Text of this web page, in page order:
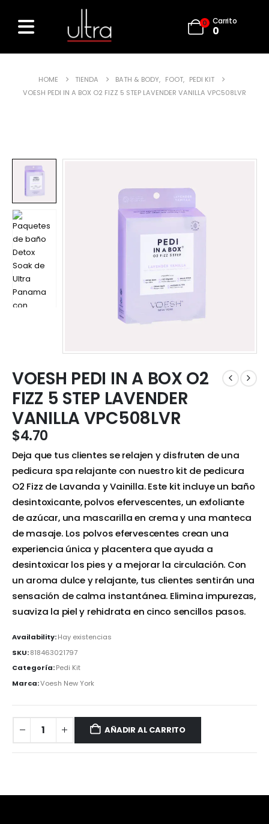
0 Carrito
0
HOME TIENDA BATH & BODY, FOOT, PEDI KIT
VOESH PEDI IN A BOX O2 FIZZ 5 STEP LAVENDER VANILLA VPC508LVR
VOESH PEDI IN A BOX O2
FIZZ 5 STEP LAVENDER
VANILLA VPC508LVR
$4.70
Deja que tus clientes se relajen y disfruten de una
pedicura spa relajante con nuestro kit de pedicura
O2 Fizz de Lavanda y Vainilla. Este kit incluye un baño
desintoxicante, polvos efervescentes, un exfoliante
de azúcar, una mascarilla en crema y una manteca
de masaje. Los polvos efervescentes crean una
experiencia única y placentera que ayuda a
desintoxicar los pies y a mejorar la circulación. Con
un aroma dulce y relajante, tus clientes sentirán una
sensación de calma instantánea. Elimina impurezas,
suaviza la piel y rehidrata en cinco sencillos pasos.
Availability:Hay existencias
SKU:818463021797
Categoría:Pedi Kit
Marca:Voesh New York
AÑADIR AL CARRITO